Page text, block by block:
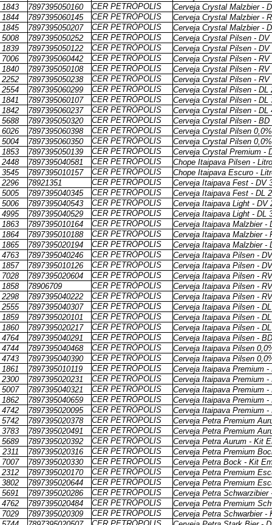
1843
7897395050160 CER PETRÓPOLIS
Cerveja Crystal Malzbier -
1844
7897395060145 CER PETRÓPOLIS
Cerveja Crystal Malzbier -
1845
7897395050207 CER PETRÓPOLIS
Cerveja Crystal Malzbier -
5008
7897395050252 CER PETRÓPOLIS
Cerveja Crystal Pilsen - DV
1839
7897395050122 CER PETRÓPOLIS
Cerveja Crystal Pilsen - DV
7006
7897395060442 CER PETRÓPOLIS
Cerveja Crystal Pilsen - RV
1840
7897395050108 CER PETRÓPOLIS
Cerveja Crystal Pilsen - RV
2252
7897395050238 CER PETRÓPOLIS
Cerveja Crystal Pilsen - RV
2554
7897395060299 CER PETRÓPOLIS
Cerveja Crystal Pilsen - DL
1841
7897395060107 CER PETRÓPOLIS
Cerveja Crystal Pilsen - DL
1842
7897395060237 CER PETRÓPOLIS
Cerveja Crystal Pilsen - DL
5688
7897395050320 CER PETRÓPOLIS
Cerveja Crystal Pilsen - BD
6026
7897395060398 CER PETRÓPOLIS
Cerveja Crystal Pilsen
5004
7897395060350 CER PETRÓPOLIS
Cerveja Crystal Pilsen
1853
7897395050139 CER PETRÓPOLIS
Cerveja Crystal Premium -
2448
7897395040581 CER PETRÓPOLIS
Chope Itaipava Pilsen -
3545
7897395010157 CER PETRÓPOLIS
Chope Itaipava Escuro -
2296
78921351 CER PETRÓPOLIS
Cerveja Itaipava Fest - DV
5005
7897395040345 CER PETRÓPOLIS
Cerveja Itaipava Fest - DL
5006
7897395040543 CER PETRÓPOLIS
Cerveja Itaipava Light - DV
4995
7897395040529 CER PETRÓPOLIS
Cerveja Itaipava Light - DL
1863
7897395010164 CER PETRÓPOLIS
Cerveja Itaipava Malzbier -
1864
7897395010188 CER PETRÓPOLIS
Cerveja Itaipava Malzbier -
1865
7897395020194 CER PETRÓPOLIS
Cerveja Itaipava Malzbier -
4763
7897395040246 CER PETRÓPOLIS
Cerveja Itaipava Pilsen -
1857
7897395010126 CER PETRÓPOLIS
Cerveja Itaipava Pilsen -
7028
7897395020604 CER PETRÓPOLIS
Cerveja Itaipava Pilsen -
1858
78906709 CER PETRÓPOLIS
Cerveja Itaipava Pilsen -
2298
7897395040222 CER PETRÓPOLIS
Cerveja Itaipava Pilsen -
2555
7897395040307 CER PETRÓPOLIS
Cerveja Itaipava Pilsen -
1859
7897395020101 CER PETRÓPOLIS
Cerveja Itaipava Pilsen -
1860
7897395020217 CER PETRÓPOLIS
Cerveja Itaipava Pilsen -
4764
7897395040291 CER PETRÓPOLIS
Cerveja Itaipava Pilsen -
4744
7897395040468 CER PETRÓPOLIS
Cerveja Itaipava Pilsen
4743
7897395040390 CER PETRÓPOLIS
Cerveja Itaipava Pilsen
1861
7897395010119 CER PETRÓPOLIS
Cerveja Itaipava Premium -
2300
7897395020231 CER PETRÓPOLIS
Cerveja Itaipava Premium -
5007
7897395040321 CER PETRÓPOLIS
Cerveja Itaipava Premium -
1862
7897395040659 CER PETRÓPOLIS
Cerveja Itaipava Premium -
4742
7897395020095 CER PETRÓPOLIS
Cerveja Itaipava Premium -
5742
7897395020378 CER PETRÓPOLIS
Cerveja Petra Premium
3783
7897395020491 CER PETRÓPOLIS
Cerveja Petra Premium
5689
7897395020392 CER PETRÓPOLIS
Cerveja Petra Aurum - Kit
2311
7897395020316 CER PETRÓPOLIS
Cerveja Petra Premium
7007
7897395020330 CER PETRÓPOLIS
Cerveja Petra Bock - Kit
2312
7897395020170 CER PETRÓPOLIS
Cerveja Petra Premium
3802
7897395020644 CER PETRÓPOLIS
Cerveja Petra Premium
5691
7897395020286 CER PETRÓPOLIS
Cerveja Petra Schwarzibier
4762
7897395020484 CER PETRÓPOLIS
Cerveja Petra Premium
7029
7897395020309 CER PETRÓPOLIS
Cerveja Petra Schwarbier -